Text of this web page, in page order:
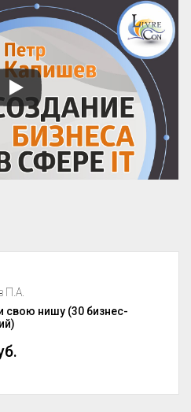
П.А.
свою нишу (30 бизнес-